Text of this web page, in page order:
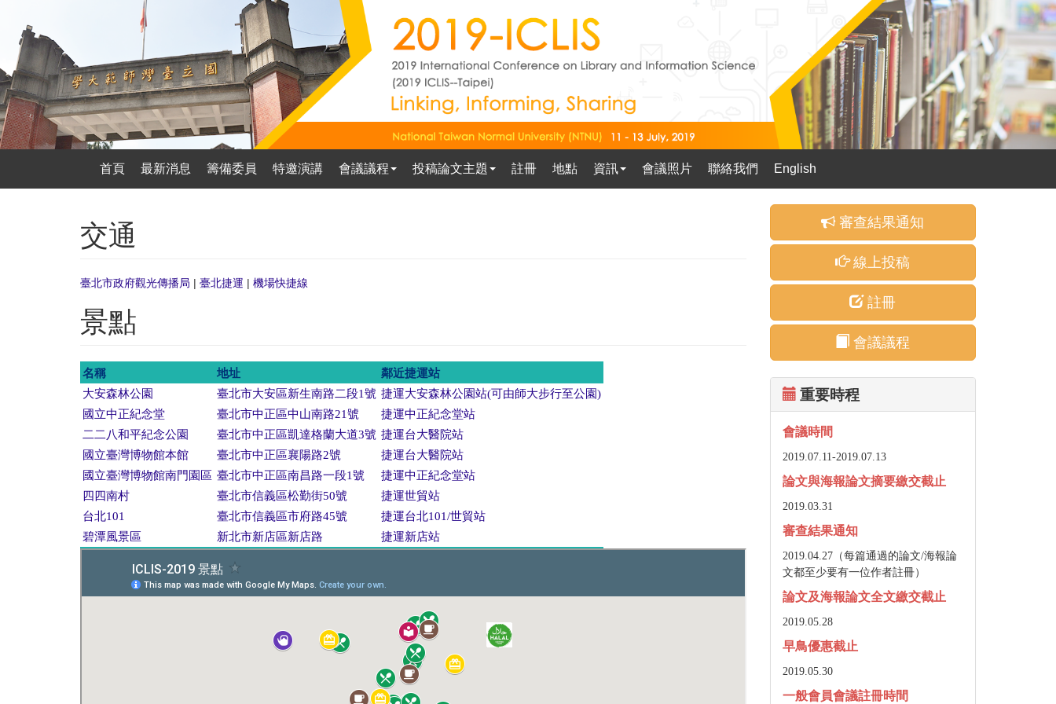
首頁 最新消息 籌備委員 特邀演講 會議議程 投稿論文主題 註冊 地點 資訊 會議照片 聯絡我們 English
交通
臺北市政府觀光傳播局 | 臺北捷運 | 機場快捷線
景點
名稱 地址
鄰近捷運站
大安森林公園
臺北市大安區新生南路二段1號 捷運大安森林公園站(可由師大步行至公園)
國立中正紀念堂
臺北市中正區中山南路21號
捷運中正紀念堂站
二二八和平紀念公園
臺北市中正區凱達格蘭大道3號 捷運台大醫院站
國立臺灣博物館本館
臺北市中正區襄陽路2號
捷運台大醫院站
國立臺灣博物館南門園區 臺北市中正區南昌路一段1號
捷運中正紀念堂站
四四南村
臺北市信義區松勤街50號
捷運世貿站
台北101
臺北市信義區市府路45號
捷運台北101/世貿站
碧潭風景區
新北市新店區新店路 捷運新店站
審查結果通知
線上投稿
註冊
會議議程
重要時程
會議時間
2019.07.11-2019.07.13
論文與海報論文摘要繳交截止
2019.03.31
審查結果通知
2019.04.27（每篇通過的論文/海報論
文都至少要有一位作者註冊）
論文及海報論文全文繳交截止
2019.05.28
早鳥優惠截止
2019.05.30
一般會員會議註冊時間